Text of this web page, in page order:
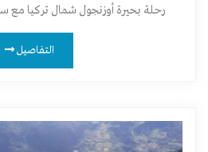
رحلة بحيرة أوزنجول شمال تركيا مع
التفاصيل